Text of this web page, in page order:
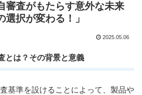
審査がもたらす意外な未来
選択が変わる！」
2025.05.06
とは？その背景と意義
基準を設けることによって、製品や